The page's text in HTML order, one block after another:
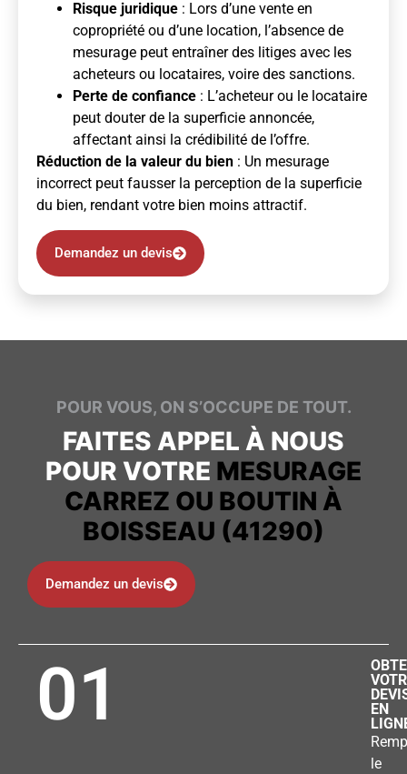
Risque juridique : Lors d’une vente en
copropriété ou d’une location, l’absence de
mesurage peut entraîner des litiges avec les
acheteurs ou locataires, voire des sanctions.
Perte de confiance : L’acheteur ou le locataire
peut douter de la superficie annoncée,
affectant ainsi la crédibilité de l’offre.
Réduction de la valeur du bien : Un mesurage
incorrect peut fausser la perception de la superficie
du bien, rendant votre bien moins attractif.
Demandez un devis
POUR VOUS, ON S’OCCUPE DE TOUT.
FAITES APPEL À NOUS
POUR VOTRE MESURAGE
CARREZ OU BOUTIN À
BOISSEAU (41290)
Demandez un devis
01
EN
le